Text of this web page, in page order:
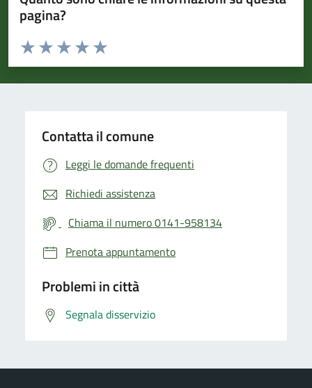
pagina?
Valuta da 1 a 5 stelle la pagina
Valuta 5 stelle su 5
Valuta 4 stelle su 5
Valuta 3 stelle su 5
Valuta 2 stelle su 5
Valuta 1 stelle su 5
Contatta il comune
Leggi le domande frequenti
Richiedi assistenza
Chiama il numero 0141-958134
Prenota appuntamento
Problemi in città
Segnala disservizio